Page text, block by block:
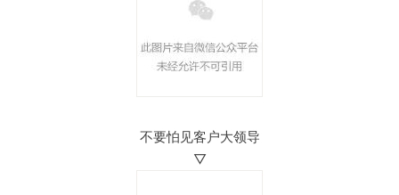
不要怕见客户大领导
▽